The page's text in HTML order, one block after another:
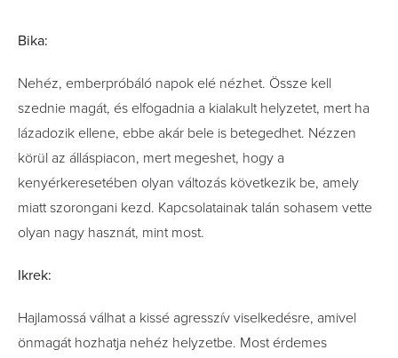
Bika:
Nehéz, emberpróbáló napok elé nézhet. Össze kell
szednie magát, és elfogadnia a kialakult helyzetet, mert ha
lázadozik ellene, ebbe akár bele is betegedhet. Nézzen
körül az álláspiacon, mert megeshet, hogy a
kenyérkeresetében olyan változás következik be, amely
miatt szorongani kezd. Kapcsolatainak talán sohasem vette
olyan nagy hasznát, mint most.
Ikrek:
Hajlamossá válhat a kissé agresszív viselkedésre, amivel
önmagát hozhatja nehéz helyzetbe. Most érdemes